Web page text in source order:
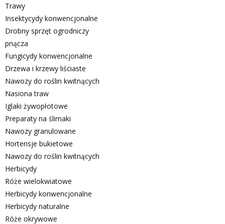
Trawy
Insektycydy konwencjonalne
Drobny sprzęt ogrodniczy
pnącza
Fungicydy konwencjonalne
Drzewa i krzewy liściaste
Nawozy do roślin kwitnących
Nasiona traw
Iglaki żywopłotowe
Preparaty na ślimaki
Nawozy granulowane
Hortensje bukietowe
Nawozy do roślin kwitnących
Herbicydy
Róże wielokwiatowe
Herbicydy konwencjonalne
Herbicydy naturalne
Róże okrywowe